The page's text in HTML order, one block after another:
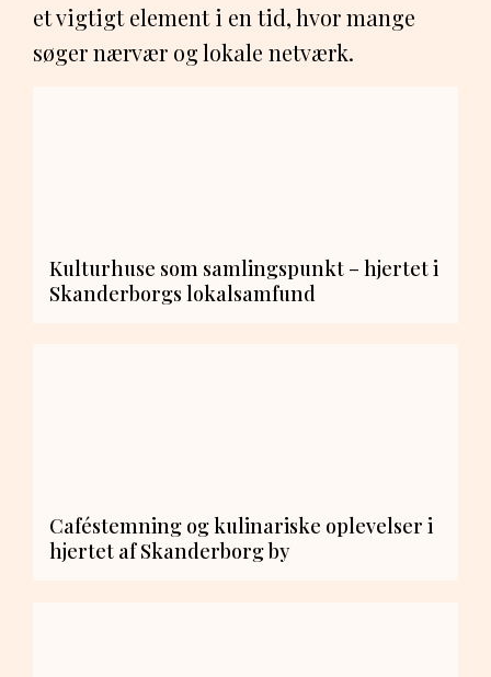
et vigtigt element i en tid, hvor mange
søger nærvær og lokale netværk.
Kulturhuse som samlingspunkt – hjertet i
Skanderborgs lokalsamfund
Caféstemning og kulinariske oplevelser i
hjertet af Skanderborg by